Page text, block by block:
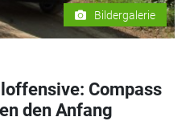
Bildergalerie
Compass
den Anfang